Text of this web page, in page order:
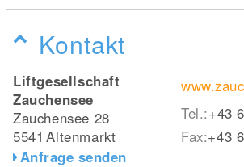
Kontakt
Liftgesellschaft
Zauchensee
Zauchensee 28
5541 Altenmarkt
Anfrage senden
Tel.:+43
Fax:+43